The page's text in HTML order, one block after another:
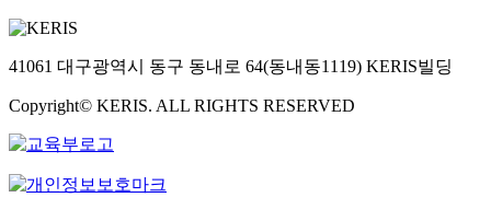
41061 대구광역시 동구 동내로 64(동내동1119) KERIS빌딩
Copyright© KERIS. ALL RIGHTS RESERVED